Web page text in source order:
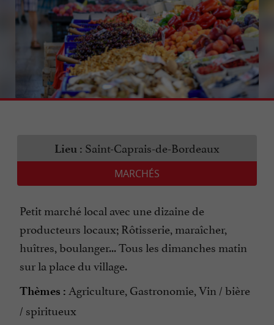
Lieu : Saint-Caprais-de-Bordeaux
MARCHÉS
Petit marché local avec une dizaine de
producteurs locaux; Rôtisserie, maraîcher,
huîtres, boulanger... Tous les dimanches matin
sur la place du village.
Thèmes : Agriculture, Gastronomie, Vin / bière
/ spiritueux